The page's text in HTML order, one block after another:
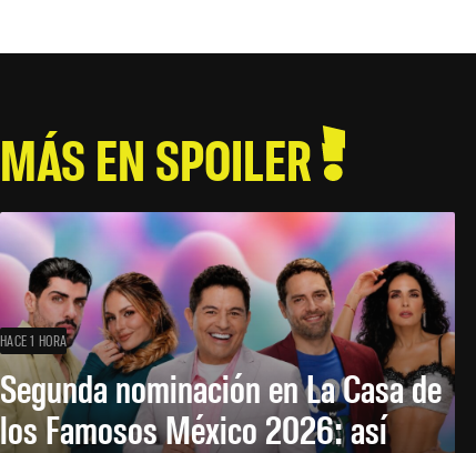
MÁS EN SPOILER
HACE 1 HORA
Segunda nominación en La Casa de
los Famosos México 2026: así